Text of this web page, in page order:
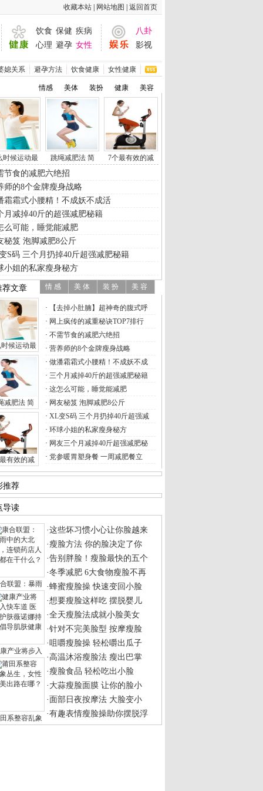
时候运动最 跳绳减肥法 简 7个最有效的减
节食的减肥六绝招
师的8个金牌瘦身战略
霜霜式小腰精！不成妖不成活
月减掉40斤的超强减肥秘籍
么可能，睡觉能减肥
秘笈 泡脚减肥8公斤
S码 三个月扔掉40斤超强减肥秘籍
小姐的私家瘦身秘方
冠军李小鹏 冬季韩版个性潮 春季服装搭配就
搭配达人的风格混搭
东京女装时尚搭配
钟教程：如 矮个子女孩利器 女星如何潮搭高
子女孩利器 高帮鞋增高又瘦腿
连衣裙新款 印花蕾丝时尚元素
帽子控 各色款式巧搭扮靓街头
约会装 让你收获一份甜蜜爱情
节临近 潮女必入的春季单品
短靴 百搭小脚裤腿型好看
短靴 超人气百搭潮流单品推荐
风短靴 百搭出街潮爆路人眼
冠军李小鹏 冬季韩版个性潮 春季服装搭配就
搭配达人的风格混搭
东京女装时尚搭配
候运动最
减肥法 简
有效的减
【去掉小肚腩】超神奇的腹式呼
网上疯传的减重秘诀TOP7排行
不需节食的减肥六绝招
营养师的8个金牌瘦身战略
做潘霜霜式小腰精！不成妖不成
三个月减掉40斤的超强减肥秘籍
这怎么可能，睡觉能减肥
网友秘笈 泡脚减肥8公斤
XL变S码 三个月扔掉40斤超强减
环球小姐的私家瘦身秘方
网友三个月减掉40斤超强减肥秘
党参暖胃塑身餐 一周减肥餐立
越来越爱我
的人最暖的
摆脱累赘，享“瘦”一生 —神
龙链科技推动健康产业齐发展，
成都艺星AIO美肤俱乐部成立 开
拥有夏季洁白光滑肌，你可能需
防晒霜用对量，薇诺娜为你缔造
多位全球顶尖级皮肤学专家齐赞
夏日打响“缉油战” 三招帮你
薇诺娜于济南召开第6期教授版
“消灭”敏感肌肤？你需要医学
这次冠军李小鹏的挚爱之旅，雷
原宿搭配达人的风格混搭
秋冬东京女装时尚搭配
冬季韩版个性潮流搭配
春季服装搭配就看韩系风格